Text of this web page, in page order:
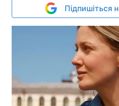
Підпишіться